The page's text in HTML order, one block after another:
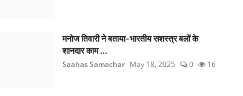
मनोज तिवारी ने बताया-भारतीय सशस्त्र बलों के
शानदार काम ...
Saahas Samachar May 18, 2025 0 16